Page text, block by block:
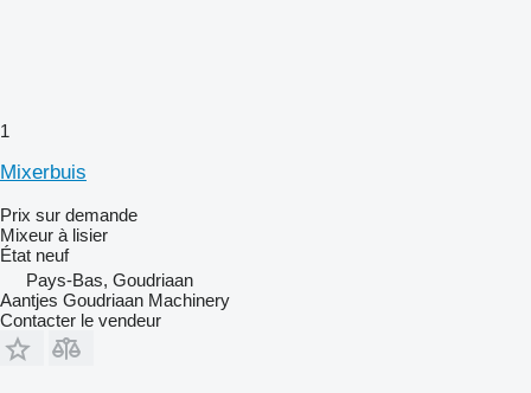
1
Mixerbuis
Prix sur demande
Mixeur à lisier
État neuf
Pays-Bas, Goudriaan
Aantjes Goudriaan Machinery
Contacter le vendeur